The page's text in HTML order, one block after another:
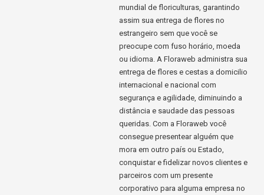
mundial de floriculturas, garantindo
assim sua entrega de flores no
estrangeiro sem que você se
preocupe com fuso horário, moeda
ou idioma. A Floraweb administra sua
entrega de flores e cestas a domicilio
internacional e nacional com
segurança e agilidade, diminuindo a
distância e saudade das pessoas
queridas. Com a Floraweb você
consegue presentear alguém que
mora em outro país ou Estado,
conquistar e fidelizar novos clientes e
parceiros com um presente
corporativo para alguma empresa no